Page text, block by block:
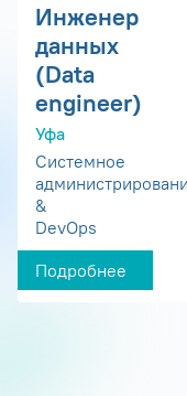
Инженер
данных
(Data
engineer)
Уфа
Системное
&
DevOps
Подробнее